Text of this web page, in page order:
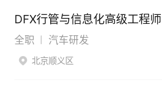
DFX行管与信息化高级工程师
全职 汽车研发
北京顺义区